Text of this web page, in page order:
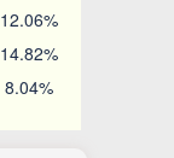
12.06%
14.82%
8.04%